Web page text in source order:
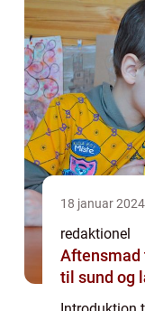
18 januar 2024
redaktionel
Aftensmad
til sund og